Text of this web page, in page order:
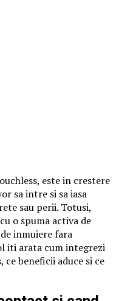
este in crestere
sa intre si sa iasa
sau perii. Totusi,
o spuma activa de
inmuiere fara
iti arata cum integrezi
beneficii aduce si ce